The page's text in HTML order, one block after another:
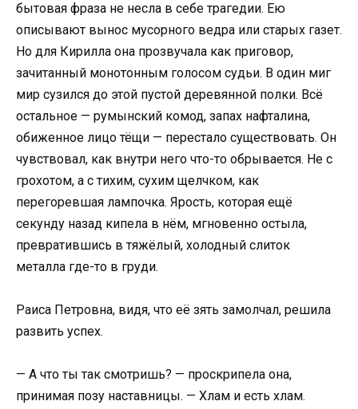
бытовая фраза не несла в себе трагедии. Ею
описывают вынос мусорного ведра или старых газет.
Но для Кирилла она прозвучала как приговор,
зачитанный монотонным голосом судьи. В один миг
мир сузился до этой пустой деревянной полки. Всё
остальное — румынский комод, запах нафталина,
обиженное лицо тёщи — перестало существовать. Он
чувствовал, как внутри него что-то обрывается. Не с
грохотом, а с тихим, сухим щелчком, как
перегоревшая лампочка. Ярость, которая ещё
секунду назад кипела в нём, мгновенно остыла,
превратившись в тяжёлый, холодный слиток
металла где-то в груди.
Раиса Петровна, видя, что её зять замолчал, решила
развить успех.
— А что ты так смотришь? — проскрипела она,
принимая позу наставницы. — Хлам и есть хлам.